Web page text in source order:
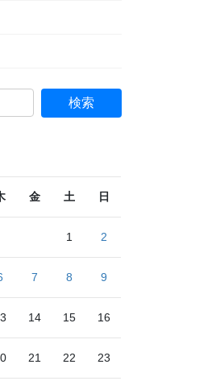
金 土 日
1 2
7 8 9
14 15 16
21 22 23